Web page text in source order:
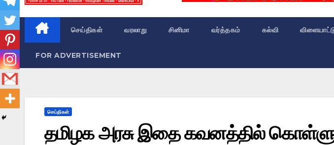
செய்திகள் வரலாறு சினிமா வர்த்தகம் கல்வி
FOR ADVERTISEMENT
செய்திகள்
தமிழக அரசு இதை கவனத்தில்